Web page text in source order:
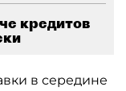
кредитов
в середине